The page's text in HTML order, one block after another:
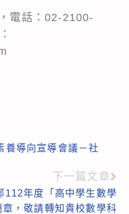
電話：02-2100-
養導向宣導會議－社
下一篇文章
112年度「高中學生數學
，敬請轉知貴校數學科